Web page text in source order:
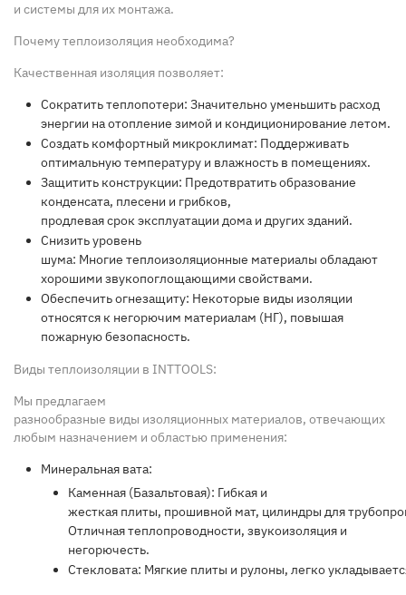
и системы для их монтажа.
Почему теплоизоляция необходима?
Качественная изоляция позволяет:
Сократить теплопотери: Значительно уменьшить расход
энергии на отопление зимой и кондиционирование летом.
Создать комфортный микроклимат: Поддерживать
оптимальную температуру и влажность в помещениях.
Защитить конструкции: Предотвратить образование
конденсата, плесени и грибков,
продлеваясрокэксплуатации дома и другихзданий.
Снизить уровень
шума: Многие теплоизоляционные материалы обладают
хорошими звукопоглощающими свойствами.
Обеспечить огнезащиту: Некоторые виды изоляции
относятся к негорючим материалам (НГ), повышая
пожарную безопасность.
Виды теплоизоляции в INTTOOLS:
Мы предлагаем
разнообразные виды изоляционных материалов, отвечающих
любым назначением и областью применения:
Минеральная вата:
Каменная (Базальтовая): Гибкая и
жесткая плиты, прошивной мат, цилиндры для
Отличнаятеплопроводности, звукоизоляция и
негорючесть.
Стекловата: Мягкие плиты и рулоны, легко